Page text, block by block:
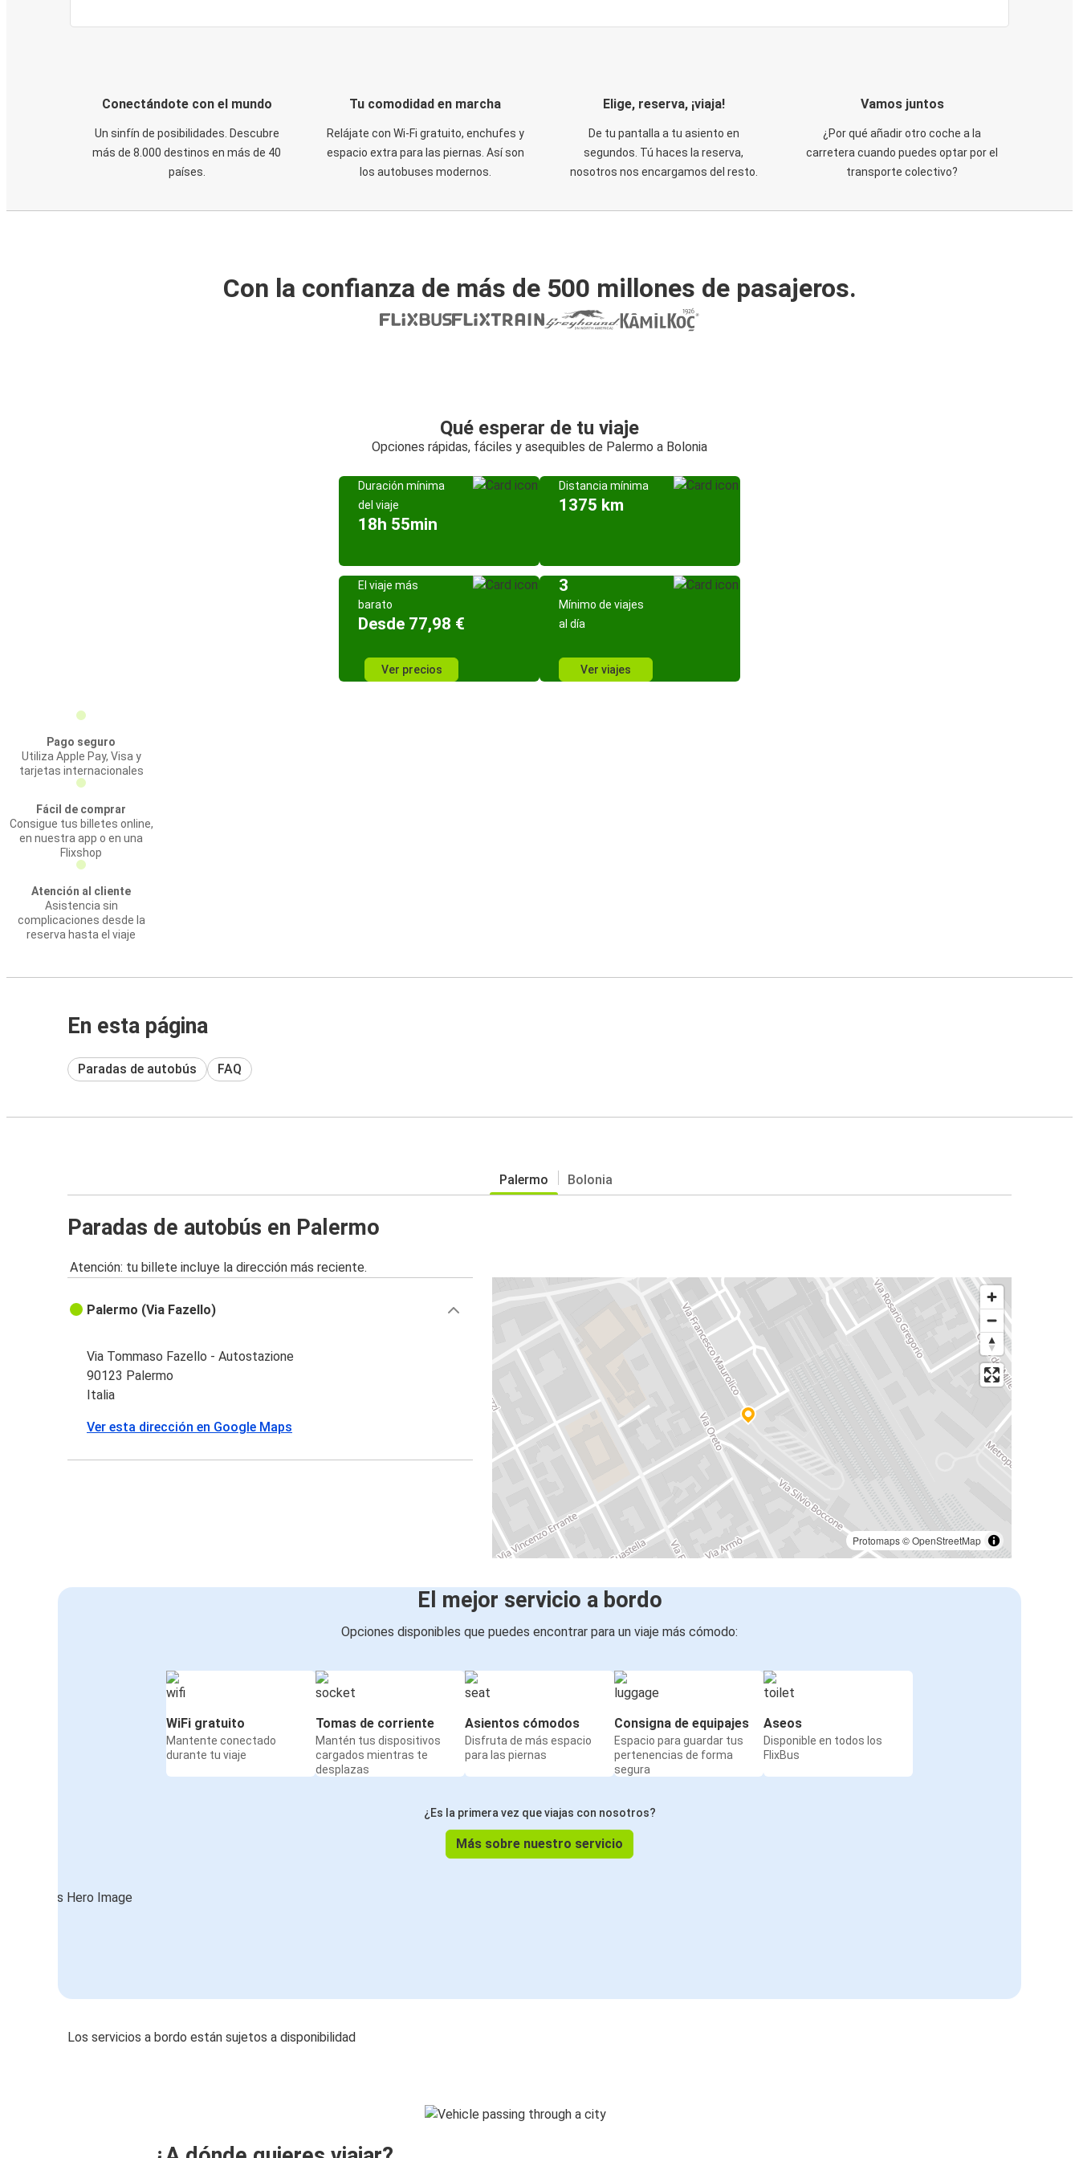
Conectándote con el mundo
Un sinfín de posibilidades. Descubre
más de 8.000 destinos en más de 40
países.
Tu comodidad en marcha
Relájate con Wi-Fi gratuito, enchufes y
espacio extra para las piernas. Así son
los autobuses modernos.
Elige, reserva, ¡viaja!
De tu pantalla a tu asiento en
segundos. Tú haces la reserva,
nosotros nos encargamos del resto.
Vamos juntos
¿Por qué añadir otro coche a la
carretera cuando puedes optar por el
transporte colectivo?
Con la confianza de más de 500 millones de pasajeros.
Qué esperar de tu viaje
Opciones rápidas, fáciles y asequibles de Palermo a Bolonia
Duración mínima
del viaje
18h 55min
Distancia mínima
1375 km
El viaje más
barato
Desde 77,98 €
Ver precios
3
Mínimo de viajes
al día
Ver viajes
Pago seguro
Utiliza Apple Pay, Visa y
tarjetas internacionales
Fácil de comprar
Consigue tus billetes online,
en nuestra app o en una
Flixshop
Atención al cliente
Asistencia sin
complicaciones desde la
reserva hasta el viaje
En esta página
Paradas de autobús FAQ
Palermo Bolonia
Paradas de autobús en Palermo
Atención: tu billete incluye la dirección más reciente.
Protomaps©OpenStreetMap
Palermo (Via Fazello)
Via Tommaso Fazello - Autostazione
90123 Palermo
Italia
Ver esta dirección en Google Maps
El mejor servicio a bordo
Opciones disponibles que puedes encontrar para un viaje más cómodo:
WiFi gratuito
Mantente conectado
durante tu viaje
Tomas de corriente
Mantén tus dispositivos
cargados mientras te
desplazas
Asientos cómodos
Disfruta de más espacio
para las piernas
Consigna de equipajes
Espacio para guardar tus
pertenencias de forma
segura
Aseos
Disponible en todos los
FlixBus
¿Es la primera vez que viajas con nosotros?
Más sobre nuestro servicio
Los servicios a bordo están sujetos a disponibilidad